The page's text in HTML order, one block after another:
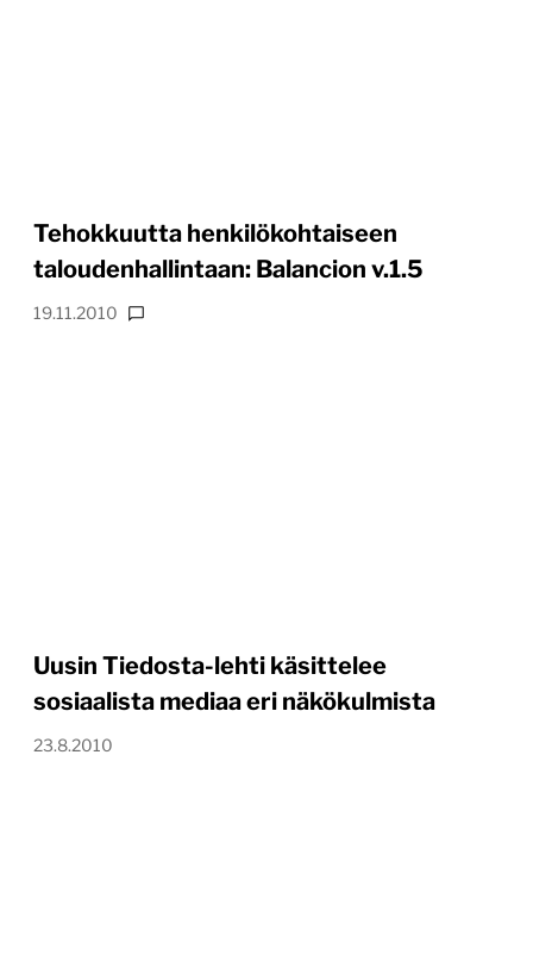
Tehokkuutta henkilökohtaiseen
taloudenhallintaan: Balancion v.1.5
19.11.2010
Uusin Tiedosta-lehti käsittelee
sosiaalista mediaa eri näkökulmista
23.8.2010